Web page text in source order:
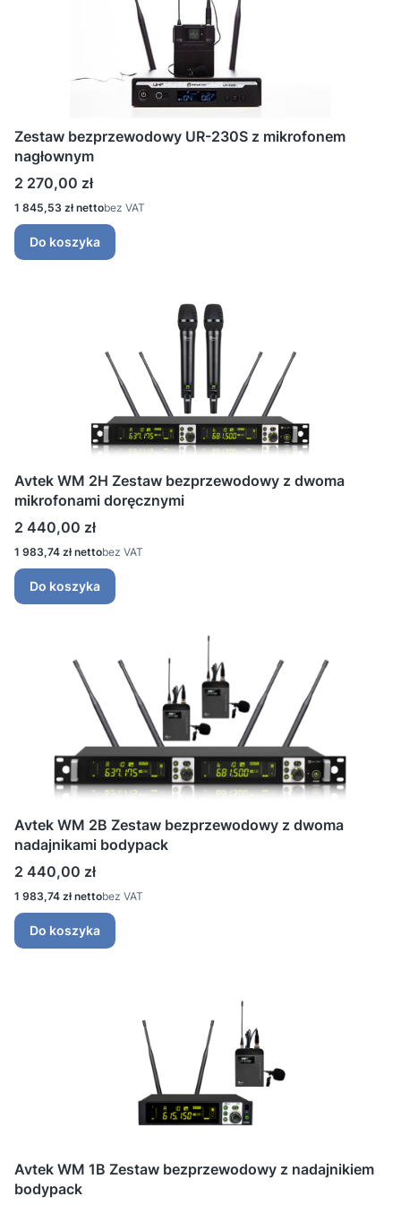
Zestaw bezprzewodowy UR-230S z mikrofonem
nagłownym
Cena
2 270,00 zł
Cena
1 845,53 zł bez VAT
Do koszyka
Avtek WM 2H Zestaw bezprzewodowy z dwoma
mikrofonami doręcznymi
Cena
2 440,00 zł
Cena
1 983,74 zł bez VAT
Do koszyka
Avtek WM 2B Zestaw bezprzewodowy z dwoma
nadajnikami bodypack
Cena
2 440,00 zł
Cena
1 983,74 zł bez VAT
Do koszyka
Avtek WM 1B Zestaw bezprzewodowy z nadajnikiem
bodypack